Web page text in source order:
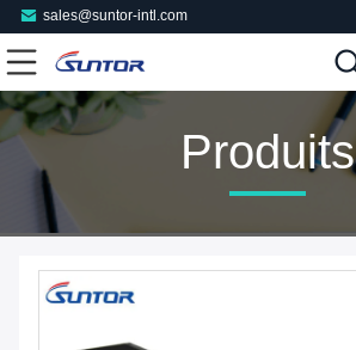
sales@suntor-intl.com
Produits